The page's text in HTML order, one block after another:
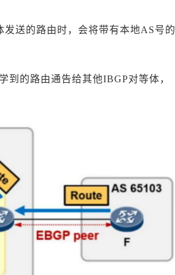
送的路由时，会将带有本地AS号的
到的路由通告给其他IBGP对等体，